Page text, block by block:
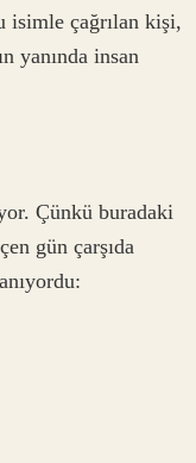
isimle çağrılan kişi,
yanında insan
Çünkü buradaki
gün çarşıda